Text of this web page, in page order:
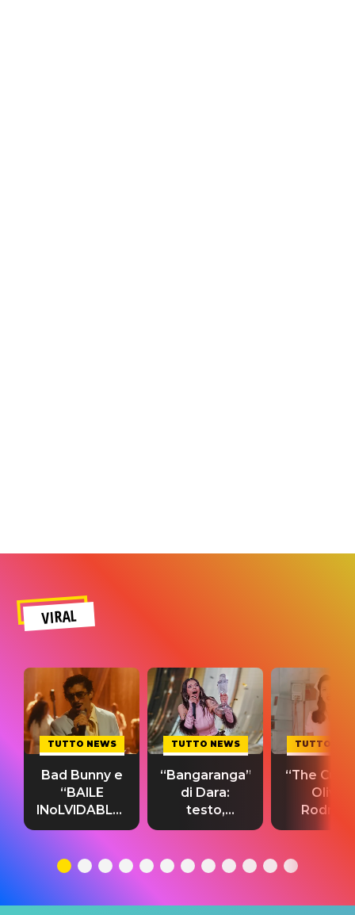
VIRAL
TUTTO NEWS
Bad Bunny e
“BAILE
INoLVIDABLE”:
testo,
significato
TUTTO NEWS
“Bangaranga”
di Dara:
testo,
traduzione e
del singolo
TUTTO
“The
Olivia
testo,